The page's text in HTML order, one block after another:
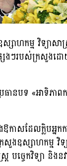
ហកម្ម វិទ្យាសាស្
ងៗរបស់ក្រសួងដោ
រធានបទ «អាទិភ
ឱកាសដែលក្លិបអ្
ងឧស្សាហកម្ម វិទ្
ច្ចេកវិទ្យា និងនវ